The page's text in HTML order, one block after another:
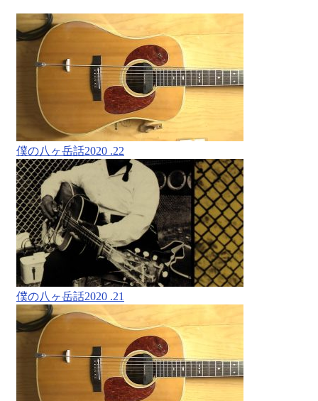
僕の八ヶ岳話2020 .22
僕の八ヶ岳話2020 .21